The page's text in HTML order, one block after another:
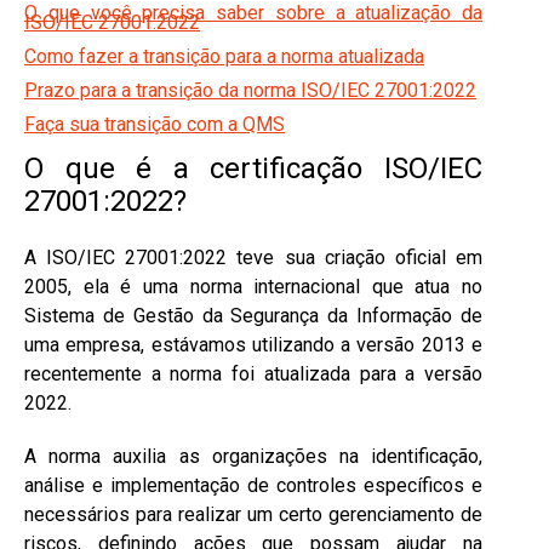
O que você precisa saber sobre a atualização da
ISO/IEC 27001:2022
Como fazer a transição para a norma atualizada
Prazo para a transição da norma ISO/IEC 27001:2022
Faça sua transição com a QMS
O que é a certificação ISO/IEC
27001:2022?
A ISO/IEC 27001:2022 teve sua criação oficial em
2005, ela é uma norma internacional que atua no
Sistema de Gestão da Segurança da Informação de
uma empresa, estávamos utilizando a versão 2013 e
recentemente a norma foi atualizada para a versão
2022.
A norma auxilia as organizações na identificação,
análise e implementação de controles específicos e
necessários para realizar um certo gerenciamento de
riscos, definindo ações que possam ajudar na